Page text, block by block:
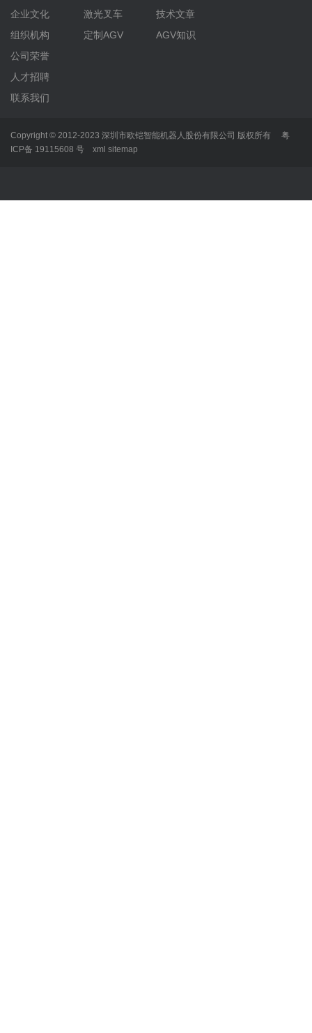
企业文化
组织机构
公司荣誉
人才招聘
联系我们
激光叉车
定制AGV
技术文章
AGV知识
Copyright © 2012-2023 深圳市欧铠智能机器人股份有限公司 版权所有
粤
ICP备 19115608 号
xml sitemap